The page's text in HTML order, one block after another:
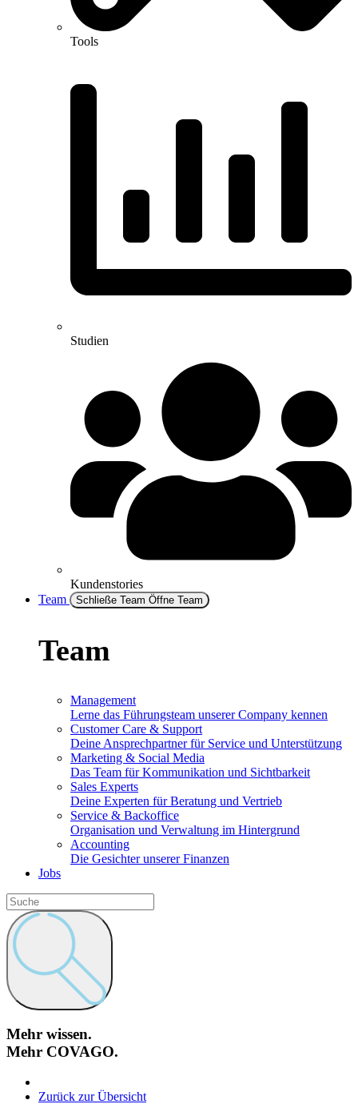
Tools
Studien
Kundenstories
Team
Schließe Team Öffne Team
Team
Management
Lerne das Führungsteam unserer Company kennen
Customer Care & Support
Deine Ansprechpartner für Service und Unterstützung
Marketing & Social Media
Das Team für Kommunikation und Sichtbarkeit
Sales Experts
Deine Experten für Beratung und Vertrieb
Service & Backoffice
Organisation und Verwaltung im Hintergrund
Accounting
Die Gesichter unserer Finanzen
Jobs
Mehr wissen.
Mehr COVAGO.
Zurück zur Übersicht